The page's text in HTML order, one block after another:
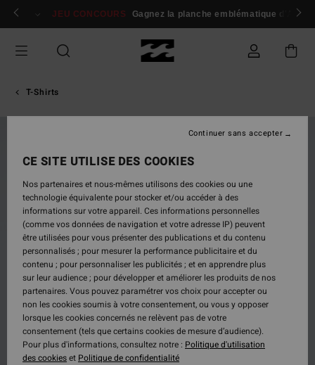
Passer
Se connecter / s'inscrire
JEU CONCOURS Gagnez la planche emblématique d'Andy
T-Shirts
CE SITE UTILISE DES COOKIES
Nos partenaires et nous-mêmes utilisons des cookies ou une
technologie équivalente pour stocker et/ou accéder à des
informations sur votre appareil. Ces informations personnelles
(comme vos données de navigation et votre adresse IP) peuvent
être utilisées pour vous présenter des publications et du contenu
personnalisés ; pour mesurer la performance publicitaire et du
contenu ; pour personnaliser les publicités ; et en apprendre plus
sur leur audience ; pour développer et améliorer les produits de nos
partenaires. Vous pouvez paramétrer vos choix pour accepter ou
non les cookies soumis à votre consentement, ou vous y opposer
lorsque les cookies concernés ne relèvent pas de votre
consentement (tels que certains cookies de mesure d’audience).
Pour plus d'informations, consultez notre : Politique d'utilisation
des cookieset Politique de confidentialité
Continuer sans accepter